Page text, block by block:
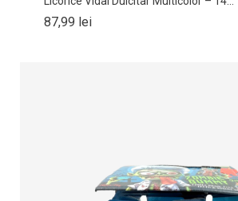
87,99 leiPret